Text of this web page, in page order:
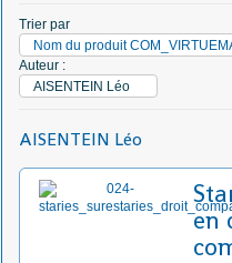
Trier par
Nom du produit
Auteur :
AISENTEIN Léo
AISENTEIN Léo
en